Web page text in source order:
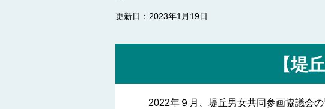
更新日：2023年1月19日
【堤
2022年９月、堤丘男女共同参画協議会